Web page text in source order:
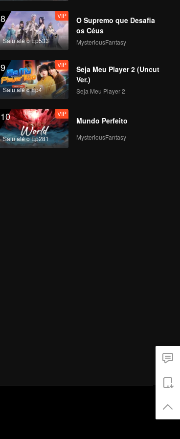
8
Saiu até o Ep533
VIP
O Supremo que Desafia
os Céus
MysteriousFantasy
9
Saiu até o Ep4
VIP
Seja Meu Player 2 (Uncut
Ver.)
Seja Meu Player 2
10
Saiu até o Ep281
VIP
Mundo Perfeito
MysteriousFantasy